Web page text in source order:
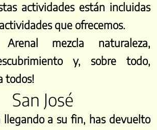
actividades están incluidas
que ofrecemos.
mezcla naturaleza,
y, sobre todo,
todos!
San José
llegando a su fin, has devuelto